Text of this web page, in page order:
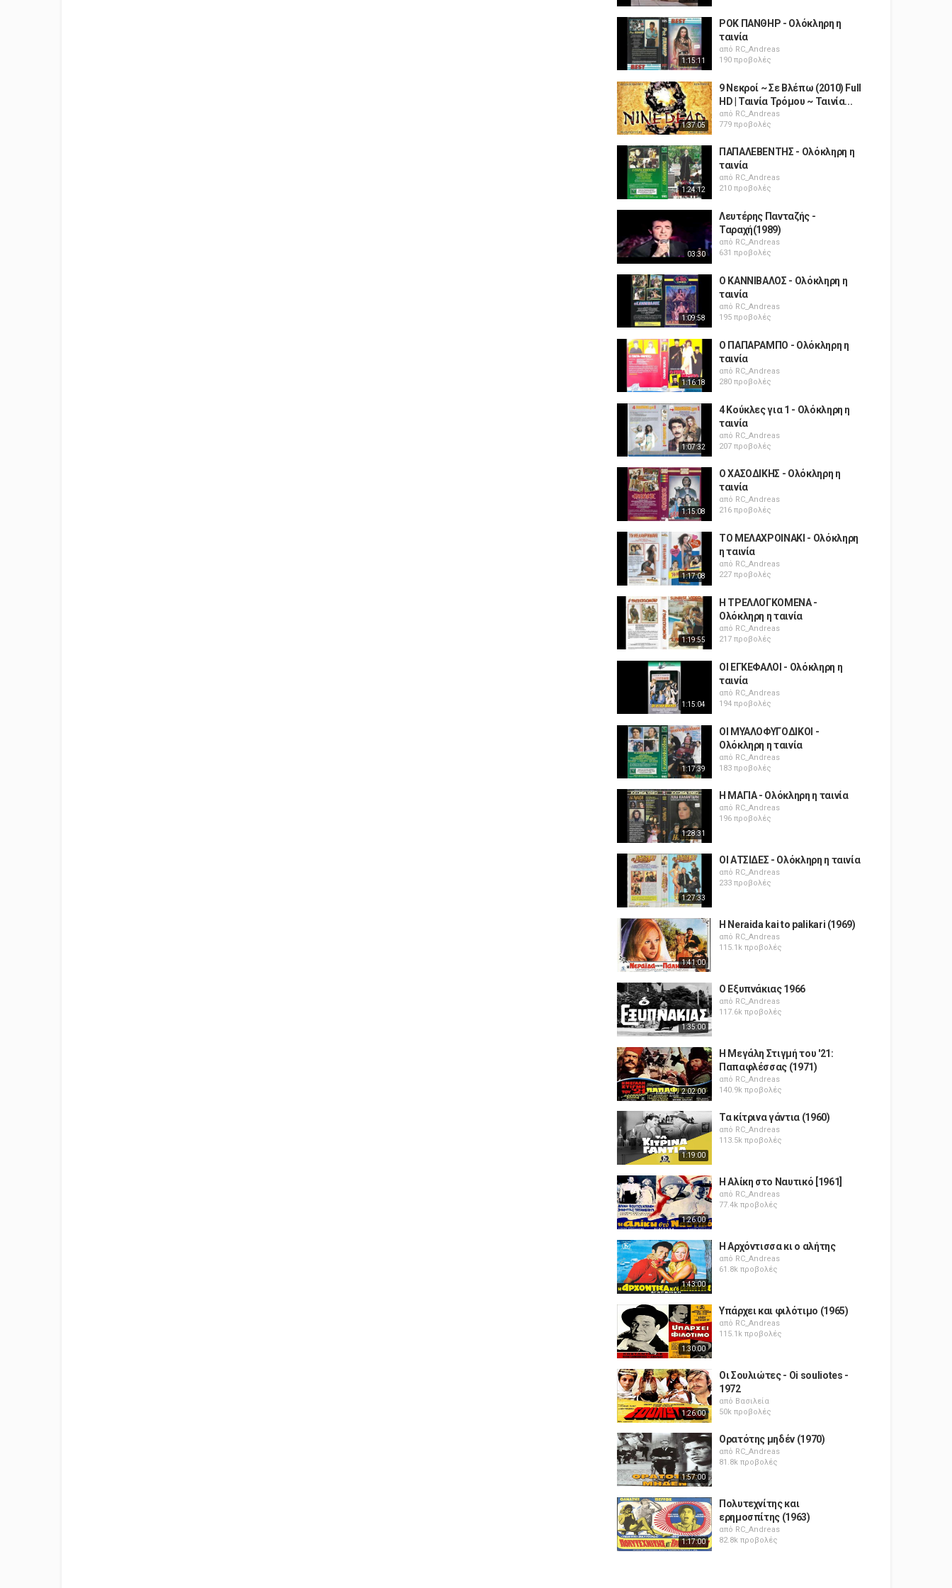
1:15:11
ΡΟΚ ΠΑΝΘΗΡ - Ολόκληρη η
ταινία
από RC_Andreas
190 προβολές
1:37:05
9 Νεκροί ~ Σε Βλέπω (2010) Full
HD | Ταινία Τρόμου ~ Ταινία...
από RC_Andreas
779 προβολές
1:24:12
ΠΑΠΑΛΕΒΕΝΤΗΣ - Ολόκληρη η
ταινία
από RC_Andreas
210 προβολές
03:30
Λευτέρης Πανταζής -
Ταραχή(1989)
από RC_Andreas
631 προβολές
1:09:58
Ο ΚΑΝΝΙΒΑΛΟΣ - Ολόκληρη η
ταινία
από RC_Andreas
195 προβολές
1:16:18
Ο ΠΑΠΑΡΑΜΠΟ - Ολόκληρη η
ταινία
από RC_Andreas
280 προβολές
1:07:32
4 Κούκλες για 1 - Ολόκληρη η
ταινία
από RC_Andreas
207 προβολές
1:15:08
Ο ΧΑΣΟΔΙΚΗΣ - Ολόκληρη η
ταινία
από RC_Andreas
216 προβολές
1:17:08
ΤΟ ΜΕΛΑΧΡΟΙΝΑΚΙ - Ολόκληρη
η ταινία
από RC_Andreas
227 προβολές
1:19:55
Η ΤΡΕΛΛΟΓΚΟΜΕΝΑ -
Ολόκληρη η ταινία
από RC_Andreas
217 προβολές
1:15:04
ΟΙ ΕΓΚΕΦΑΛΟΙ - Ολόκληρη η
ταινία
από RC_Andreas
194 προβολές
1:17:39
ΟΙ ΜΥΑΛΟΦΥΓΟΔΙΚΟΙ -
Ολόκληρη η ταινία
από RC_Andreas
183 προβολές
1:28:31
Η ΜΑΓΙΑ - Ολόκληρη η ταινία
από RC_Andreas
196 προβολές
1:27:33
ΟΙ ΑΤΣΙΔΕΣ - Ολόκληρη η ταινία
από RC_Andreas
233 προβολές
1:41:00
H Neraida kai to palikari (1969)
από RC_Andreas
115.1k προβολές
1:35:00
Ο Εξυπνάκιας 1966
από RC_Andreas
117.6k προβολές
2:02:00
Η Μεγάλη Στιγμή του '21:
Παπαφλέσσας (1971)
από RC_Andreas
140.9k προβολές
1:19:00
Τα κίτρινα γάντια (1960)
από RC_Andreas
113.5k προβολές
1:26:00
Η Αλίκη στο Ναυτικό [1961]
από RC_Andreas
77.4k προβολές
1:43:00
Η Αρχόντισσα κι ο αλήτης
από RC_Andreas
61.8k προβολές
1:30:00
Υπάρχει και φιλότιμο (1965)
από RC_Andreas
115.1k προβολές
1:26:00
Οι Σουλιώτες - Oi souliotes -
1972
από Βασιλεία
50k προβολές
1:57:00
Ορατότης μηδέν (1970)
από RC_Andreas
81.8k προβολές
1:17:00
Πολυτεχνίτης και
ερημοσπίτης (1963)
από RC_Andreas
82.8k προβολές